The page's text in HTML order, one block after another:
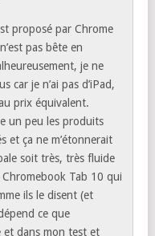
(dont deux sur
qui tournent), tout en
ainsi que l’application
n’ai pas subit de
freeze, ni de
affiche les applications
simplement la
on sent qu’on peut
en version bêta de
proposé par Chrome
pas bête en
je ne